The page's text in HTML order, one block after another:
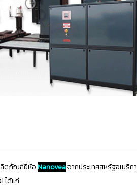
ลิตภัณฑ์ยี่ห้อNanoveaจากประเทศสหรัฐอเมริกา
ได้แก่